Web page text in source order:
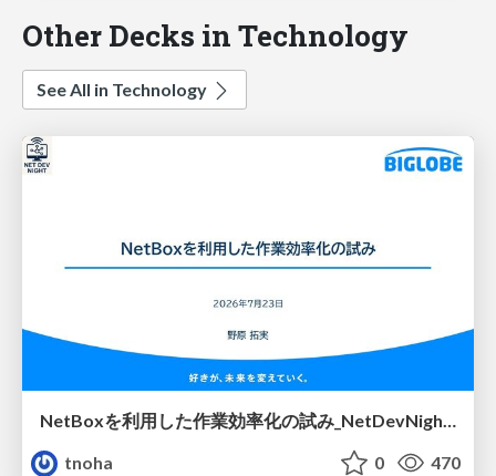
Other Decks in Technology
See All in Technology
tnoha
0 470